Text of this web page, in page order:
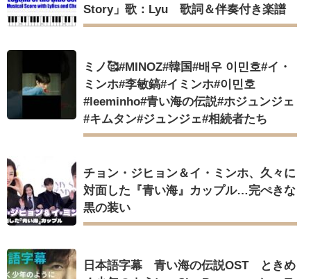
Story」歌：Lyu 歌詞＆伴奏付き楽譜
ミノ🥰#MINOZ#韓国#배우 이민호#イ・
ミンホ#李敏鎬#イミンホ#이민호
#leeminho#青い海の伝説#ホジュンジェ
#キムタン#ジュンジェ#相続者たち
チョン・ジヒョン＆イ・ミンホ、久々に
対面した『青い海』カップル…完ぺきな
黒の装い
日本語字幕 青い海の伝説OST ときめ